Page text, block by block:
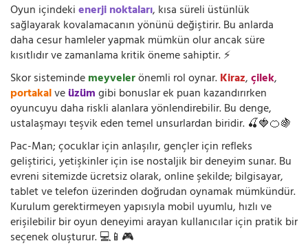
Oyun içindekienerji noktaları, kısa süreli üstünlük
sağlayarak kovalamacanın yönünü değiştirir. Bu anlarda
daha cesur hamleler yapmak mümkün olur ancak süre
kısıtlıdır ve zamanlama kritik öneme sahiptir. ⚡
Skor sistemindemeyvelerönemli rol oynar.Kiraz,çilek,
portakalveüzümgibi bonuslar ek puan kazandırırken
oyuncuyu daha riskli alanlara yönlendirebilir. Bu denge,
ustalaşmayı teşvik eden temel unsurlardan biridir. 🍒🍓🍊🍇
Pac-Man; çocuklar için anlaşılır, gençler için refleks
geliştirici, yetişkinler için ise nostaljik bir deneyim sunar. Bu
evreni sitemizde ücretsiz olarak, online şekilde; bilgisayar,
tablet ve telefon üzerinden doğrudan oynamak mümkündür.
Kurulum gerektirmeyen yapısıyla mobil uyumlu, hızlı ve
erişilebilir bir oyun deneyimi arayan kullanıcılar için pratik bir
seçenek oluşturur. 💻📱🎮